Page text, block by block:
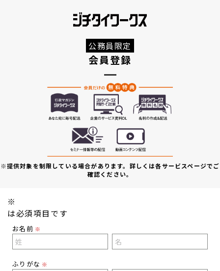
公務員限定
会員登録
※提供対象を制限している場合があります。詳しくは各サービスページでご
確認ください。
※
は必須項目です
お名前 ※
ふりがな ※